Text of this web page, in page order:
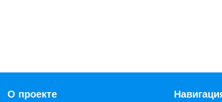
О проекте